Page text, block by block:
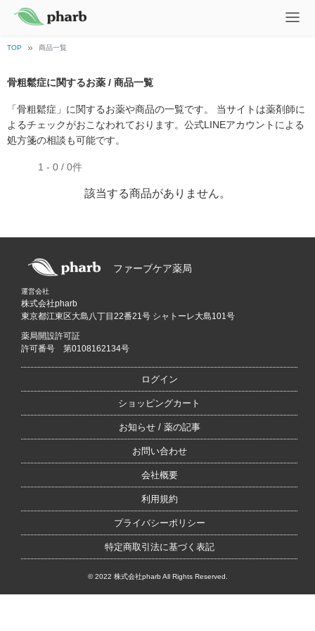
TOP 商品一覧
骨粗鬆症に関するお薬 / 商品一覧
1 - 0 / 0件
「骨粗鬆症」に関するお薬や商品の一覧です。 当サイトは薬剤師に
よるチェックがおこなわれております。公式LINEアカウントによる
処方箋の相談も可能です。
該当する商品がありません。
ファーブケア薬局
運営会社
株式会社pharb
東京都江東区大島八丁目22番21号 シャトーレ大島101号
薬局開設許可証
許可番号 第0108162134号
ログイン
ショッピングカート
お知らせ / 薬の記事
お問い合わせ
会社概要
利用規約
プライバシーポリシー
特定商取引法に基づく表記
© 2022 株式会社pharb All Rights Reserved.